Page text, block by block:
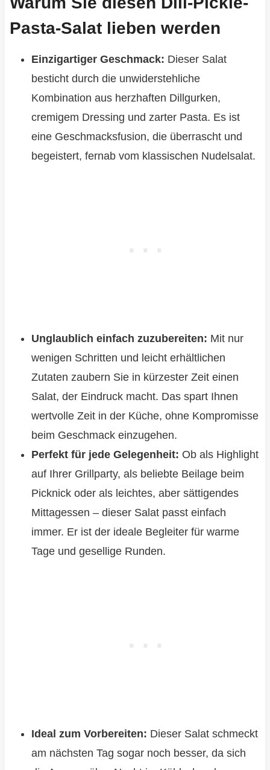
Pasta-Salat lieben werden
Einzigartiger Geschmack: Dieser Salat
besticht durch die unwiderstehliche
Kombination aus herzhaften Dillgurken,
cremigem Dressing und zarter Pasta. Es ist
eine Geschmacksfusion, die überrascht und
begeistert, fernab vom klassischen Nudelsalat.
Unglaublich einfach zuzubereiten: Mit nur
wenigen Schritten und leicht erhältlichen
Zutaten zaubern Sie in kürzester Zeit einen
Salat, der Eindruck macht. Das spart Ihnen
wertvolle Zeit in der Küche, ohne Kompromisse
beim Geschmack einzugehen.
Perfekt für jede Gelegenheit: Ob als Highlight
auf Ihrer Grillparty, als beliebte Beilage beim
Picknick oder als leichtes, aber sättigendes
Mittagessen – dieser Salat passt einfach
immer. Er ist der ideale Begleiter für warme
Tage und gesellige Runden.
Ideal zum Vorbereiten: Dieser Salat schmeckt
am nächsten Tag sogar noch besser, da sich